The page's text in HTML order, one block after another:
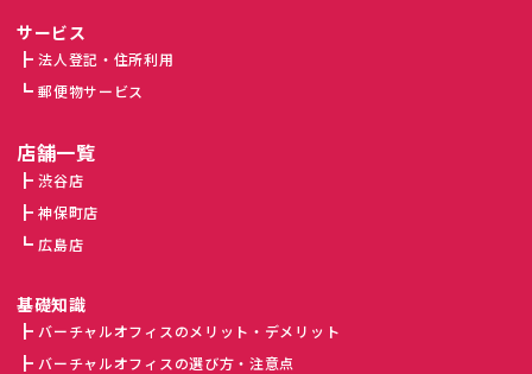
サービス
法人登記・住所利用
郵便物サービス
店舗一覧
渋谷店
神保町店
広島店
基礎知識
バーチャルオフィスのメリット・デメリット
バーチャルオフィスの選び方・注意点